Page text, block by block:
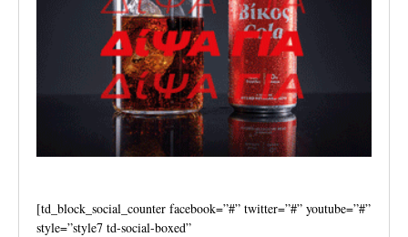
[td_block_social_counter facebook=”#” twitter=”#” youtube=”#”
style=”style7 td-social-boxed”